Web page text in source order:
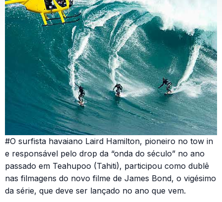
#O surfista havaiano Laird Hamilton, pioneiro no tow in
e responsável pelo drop da “onda do século” no ano
passado em Teahupoo (Tahiti), participou como dublê
nas filmagens do novo filme de James Bond, o vigésimo
da série, que deve ser lançado no ano que vem.